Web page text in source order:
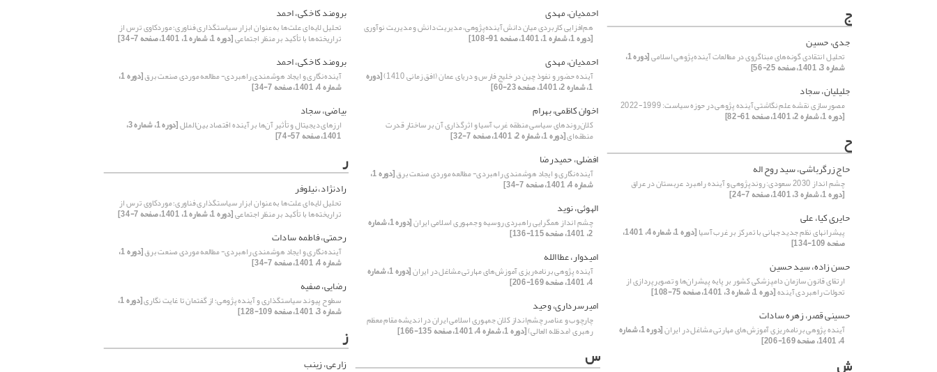
احمدیان، مهدی
هم‌افزایی کاربردی میان دانش آینده‌پژوهی، مدیریت دانش و مدیریت نوآوری
[دوره 1، شماره 1، 1401، صفحه 91-108]
احمدیان، مهدی
آینده حضور و نفوذ چین در خلیج فارس و دریای عمان (افق زمانی 1410) [دوره
1، شماره 2، 1401، صفحه 23-60]
اخوان کاظمی، بهرام
کلان‌روندهای سیاسی منطقه غرب آسیا و اثرگذاری آن بر ساختار قدرت
منطقه‌ای[دوره 1، شماره 2، 1401، صفحه 7-32]
افضلی، حمیدرضا
آینده‌نگاری و ایجاد هوشمندی راهبردی- مطالعه موردی صنعت برق [دوره 1،
شماره 4، 1401، صفحه 7-34]
الهوئی، نوید
چشم انداز همگرایی راهبردی روسیه و جمهوری اسلامی ایران [دوره 1، شماره
2، 1401، صفحه 115-136]
امیدوار، عطا الله
آینده ‌پژوهی برنامه‌ریزی آموزش‌های مهارتی مشاغل در ایران [دوره 1، شماره
4، 1401، صفحه 169-206]
امیرسرداری، وحید
چارچوب و عناصر چشم‌انداز کلان جمهوری اسلامی ایران در اندیشه مقام معظم
رهبری (مدظله العالی)[دوره 1، شماره 4، 1401، صفحه 135-166]
برومند کاخکی، احمد
تحلیل لایه‌ای علت‌ها به‌عنوان ابزار سیاستگذاری فناوری؛ موردکاوی ترس از
تراریخته‌ها با تأکید بر منظر اجتماعی[دوره 1، شماره 1، 1401، صفحه 7-34]
برومند کاخکی، احمد
آینده‌نگاری و ایجاد هوشمندی راهبردی- مطالعه موردی صنعت برق [دوره 1،
شماره 4، 1401، صفحه 7-34]
بیاضی، سجاد
ارزهای دیجیتال و تأثیر آن‌ها بر آینده اقتصاد بین‌الملل [دوره 1، شماره 3،
1401، صفحه 57-74]
ج
جدی، حسین
تحلیل انتقادی گونه‌های مبناگروی در مطالعات آینده‌پژوهی اسلامی [دوره 1،
شماره 3، 1401، صفحه 25-56]
جلیلیان، سجاد
مصورسازی نقشه علم نگاشتی آینده پژوهی در حوزه سیاست: 1999-2022
[دوره 1، شماره 2، 1401، صفحه 61-82]
ح
حاج زرگرباشی، سید روح اله
چشم انداز 2030 سعودی: روندپژوهی و آینده راهبرد عربستان در عراق
[دوره 1، شماره 3، 1401، صفحه 7-24]
حایری کیا، علی
پیشرانهای نظم جدید جهانی با تمرکز بر غرب آسیا [دوره 1، شماره 4، 1401،
صفحه 109-134]
حسن زاده، سید حسین
ارتقای قانون سازمان دامپزشکی کشور بر پایه پیشران‌ها و تصویرپردازی از
تحولات راهبردی آینده[دوره 1، شماره 3، 1401، صفحه 75-108]
حسینی قصر، زهره سادات
آینده ‌پژوهی برنامه‌ریزی آموزش‌های مهارتی مشاغل در ایران [دوره 1، شماره
4، 1401، صفحه 169-206]
ر
رادنژاد، نیلوفر
تحلیل لایه‌ای علت‌ها به‌عنوان ابزار سیاستگذاری فناوری؛ موردکاوی ترس از
تراریخته‌ها با تأکید بر منظر اجتماعی[دوره 1، شماره 1، 1401، صفحه 7-34]
رحمتی، فاطمه سادات
آینده‌نگاری و ایجاد هوشمندی راهبردی- مطالعه موردی صنعت برق [دوره 1،
شماره 4، 1401، صفحه 7-34]
رضایی، صفیه
سطوح پیوند سیاستگذاری و آینده پژوهی؛ از گفتمان تا غایت نگاری [دوره 1،
شماره 3، 1401، صفحه 109-128]
ز
زارعی، زینب س ش